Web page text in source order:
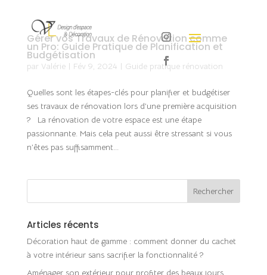
Gérer vos Travaux de Rénovation comme
un Pro: Guide Pratique de Planification et
Budgétisation
par Valérie| Fév 9, 2024 | Guide pratique rénovation
Quelles sont les étapes-clés pour planifier et budgétiser
ses travaux de rénovation lors d’une première acquisition
? La rénovation de votre espace est une étape
passionnante. Mais cela peut aussi être stressant si vous
n’êtes pas suffisamment...
Articles récents
Décoration haut de gamme : comment donner du cachet
à votre intérieur sans sacrifier la fonctionnalité ?
Aménager son extérieur pour profiter des beaux jours